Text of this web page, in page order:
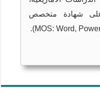
على شهادة متخصص